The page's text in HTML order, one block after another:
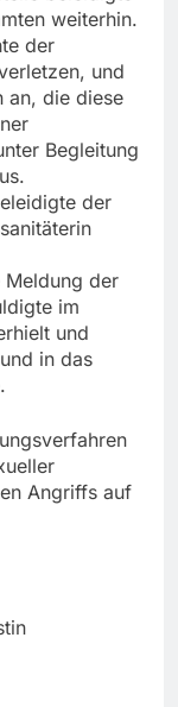
weiterhin.
der
und
an, die diese
Begleitung
der
Meldung der
im
und
in das
Angriffs auf